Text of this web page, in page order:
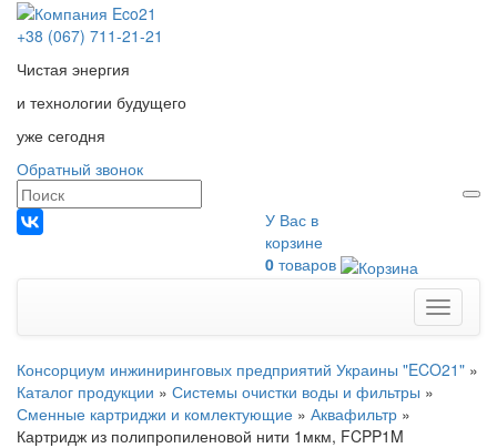
+38 (067) 711-21-21
Чистая энергия
и технологии будущего
уже сегодня
Обратный звонок
У Вас в
корзине
0 товаров
Меню
Консорциум инжиниринговых предприятий Украины "ECO21" »
Каталог продукции » Системы очистки воды и фильтры »
Сменные картриджи и комлектующие » Аквафильтр »
Картридж из полипропиленовой нити 1мкм, FCPP1M